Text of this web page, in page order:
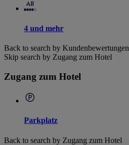
4 und mehr
Back to search by Kundenbewertungen
Skip search by Zugang zum Hotel
Zugang zum Hotel
Parkplatz
Back to search by Zugang zum Hotel